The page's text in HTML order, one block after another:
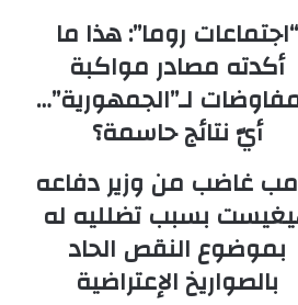
“اجتماعات روما”: هذا ما
أكدته مصادر مواكبة
لـ”الجمهورية”…
أيّ نتائج حاسمة؟
غاضب من وزير دفاعه
بسبب تضلليه له
بموضوع النقص الحاد
بالصواريخ الإعتراضية